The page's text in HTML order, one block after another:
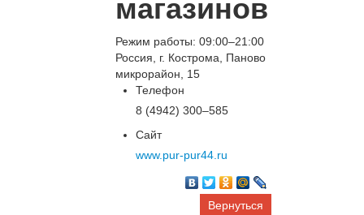
магазинов
Режим работы: 09:00–21:00
Россия, г. Кострома, Паново
микрорайон, 15
Телефон
8 (4942) 300‒585
Сайт
www.pur-pur44.ru
Вернуться